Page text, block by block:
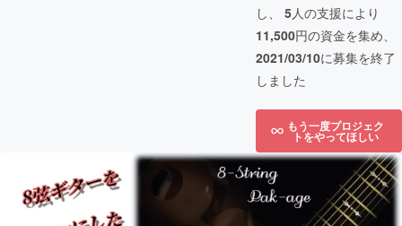
し、 5人の支援により
11,500円の資金を集め、
2021/03/10に募集を終了
しました
もう一度プロジェク
トをやってほしい